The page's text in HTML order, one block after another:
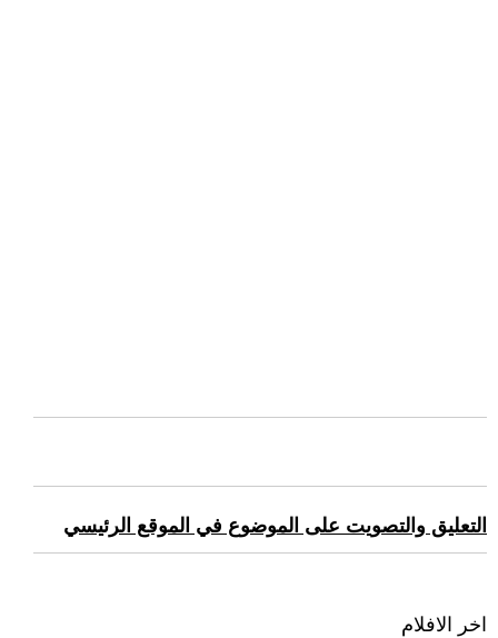
التعليق والتصويت على الموضوع في الموقع الرئيسي
اخر الافلام